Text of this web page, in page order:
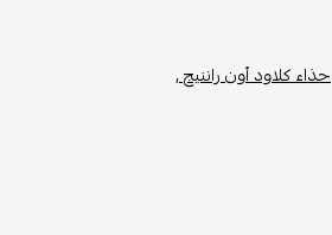
حذاء كلاود أون راننيج ,